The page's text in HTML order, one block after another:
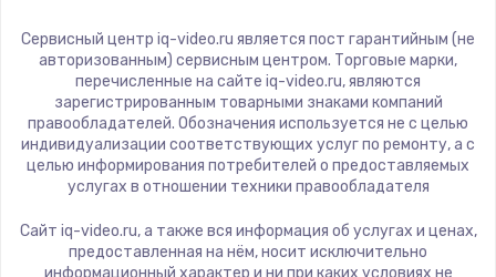
Сервисный центр iq-video.ru является пост гарантийным (не
авторизованным) сервисным центром. Торговые марки,
перечисленные на сайте iq-video.ru, являются
зарегистрированным товарными знаками компаний
правообладателей. Обозначения используется не с целью
индивидуализации соответствующих услуг по ремонту, а с
целью информирования потребителей о предоставляемых
услугах в отношении техники правообладателя
Сайт iq-video.ru, а также вся информация об услугах и ценах,
предоставленная на нём, носит исключительно
информационный характер и ни при каких условиях не